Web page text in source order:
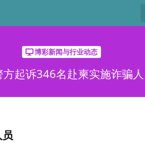
博彩新闻与行业动态
方起诉346名赴柬实施诈骗